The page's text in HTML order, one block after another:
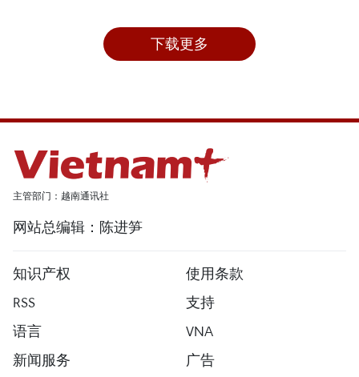
下载更多
主管部门：越南通讯社
网站总编辑：陈进笋
知识产权
使用条款
RSS
支持
语言
VNA
新闻服务
广告